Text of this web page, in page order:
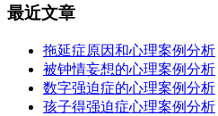
最近文章
拖延症原因和心理案例分析
被钟情妄想的心理案例分析
数字强迫症的心理案例分析
孩子得强迫症心理案例分析